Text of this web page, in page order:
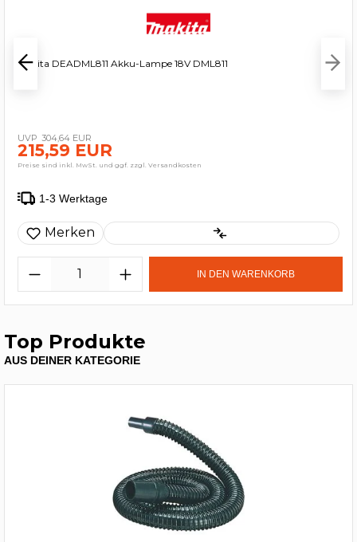
Makita DEADML811 Akku-Lampe 18V DML811
304,64 EUR
215,59 EUR
Preise sind inkl. MwSt. und ggf. zzgl. Versandkosten
1-3 Werktage
Merken
IN DEN WARENKORB
Top Produkte
AUS DEINER KATEGORIE